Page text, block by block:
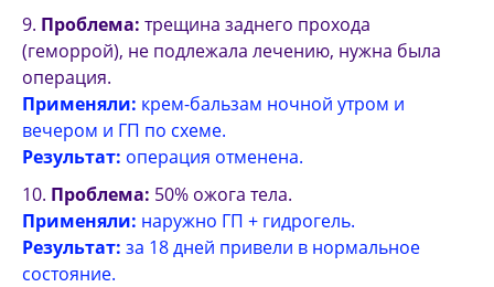
Проблема: трещина заднего прохода
(геморрой), не подлежала лечению, нужна была
операция.
Применяли: крем-бальзам ночной утром и
вечером и ГП по схеме.
Результат: операция отменена.
Проблема: 50% ожога тела.
Применяли: наружно ГП + гидрогель.
Результат: за 18 дней привели в нормальное
состояние.